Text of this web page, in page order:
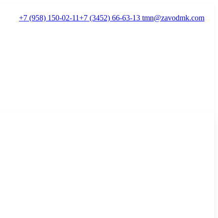
+7 (958) 150-02-11+7 (3452) 66-63-13 tmn@zavodmk.com